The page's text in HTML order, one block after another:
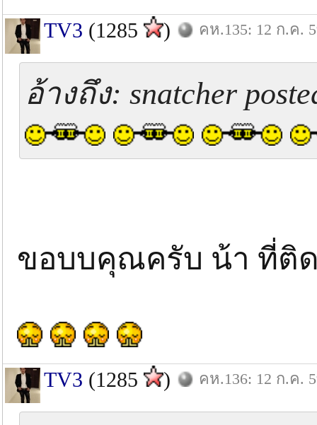
TV3 (1285 ) คห.135: 12 ก.ค.
อ้างถึง: snatcher
ขอบบคุณครับ น้า ที่ติ
TV3 (1285 ) คห.136: 12 ก.ค.